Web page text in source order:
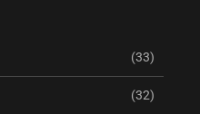
(33)
(32)